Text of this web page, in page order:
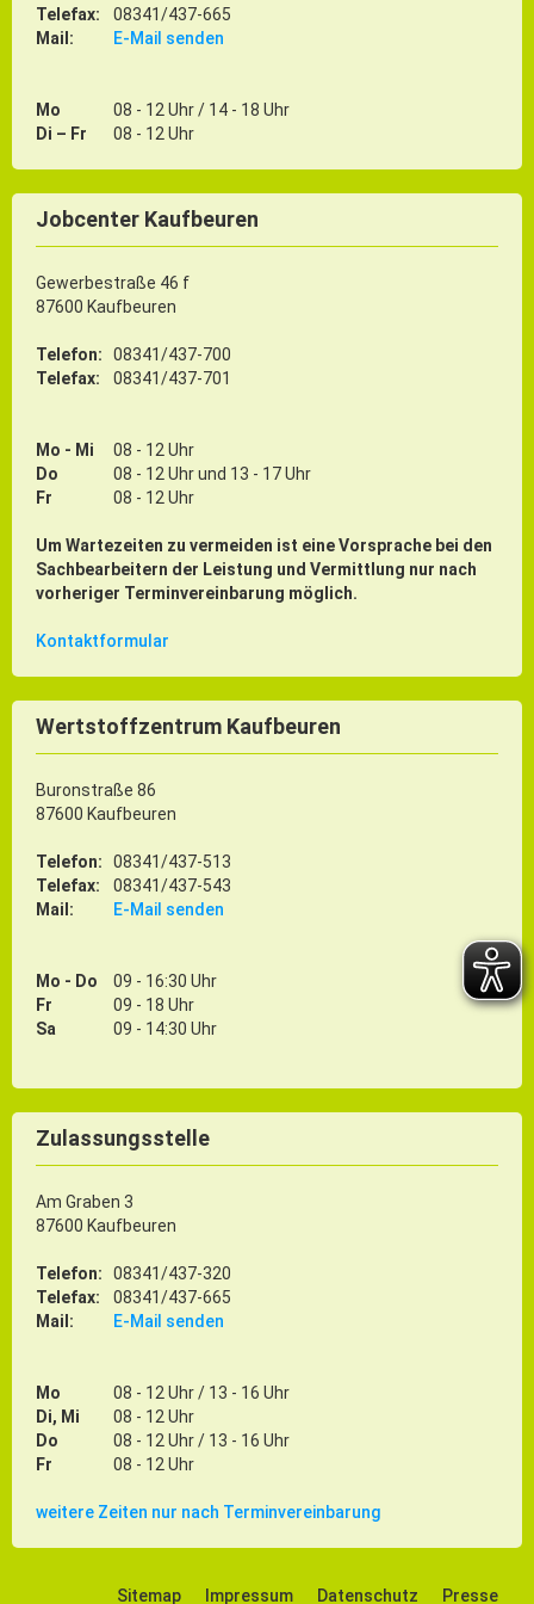
Telefax:
08341/437-665
Mail:
E-Mail senden
Mo
08 - 12 Uhr / 14 - 18 Uhr
Di – Fr
08 - 12 Uhr
Jobcenter Kaufbeuren
Gewerbestraße 46 f
87600 Kaufbeuren
Telefon:
08341/437-700
Telefax:
08341/437-701
Mo - Mi
08 - 12 Uhr
Do
08 - 12 Uhr und 13 - 17 Uhr
Fr
08 - 12 Uhr
Um Wartezeiten zu vermeiden ist eine Vorsprache bei den
Sachbearbeitern der Leistung und Vermittlung nur nach
vorheriger Terminvereinbarung möglich.
Kontaktformular
Wertstoffzentrum Kaufbeuren
Buronstraße 86
87600 Kaufbeuren
Telefon:
08341/437-513
Telefax:
08341/437-543
Mail:
E-Mail senden
Mo - Do
09 - 16:30 Uhr
Fr
09 - 18 Uhr
Sa
09 - 14:30 Uhr
Zulassungsstelle
Am Graben 3
87600 Kaufbeuren
Telefon:
08341/437-320
Telefax:
08341/437-665
Mail:
E-Mail senden
Mo
08 - 12 Uhr / 13 - 16 Uhr
Di, Mi
08 - 12 Uhr
Do
08 - 12 Uhr / 13 - 16 Uhr
Fr
08 - 12 Uhr
weitere Zeiten nur nach Terminvereinbarung
Sitemap Impressum Datenschutz Presse